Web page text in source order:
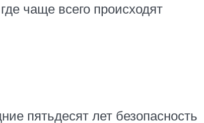
чаще всего происходят
пятьдесят лет безопасность